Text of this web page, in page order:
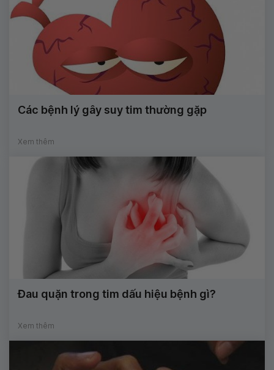
Các bệnh lý gây suy tim thường gặp
Xem thêm
Đau quặn trong tim dấu hiệu bệnh gì?
Xem thêm